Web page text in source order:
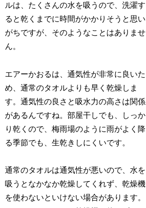
ルは、たくさんの水を吸うので、洗濯す
ると乾くまでに時間がかかりそうと思い
がちですが、そのようなことはありませ
ん。
エアーかおるは、通気性が非常に良いた
め、通常のタオルよりも早く乾燥しま
す。通気性の良さと吸水力の高さは関係
があるんですね。部屋干しでも、しっか
り乾くので、梅雨場のように雨がよく降
る季節でも、生乾きしにくいです。
通常のタオルは通気性が悪いので、水を
吸うとなかなか乾燥してくれず、乾燥機
を使わないといけない場合があります。